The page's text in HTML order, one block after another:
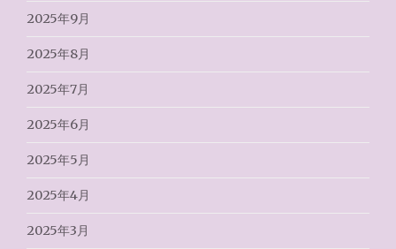
2025年9月
2025年8月
2025年7月
2025年6月
2025年5月
2025年4月
2025年3月